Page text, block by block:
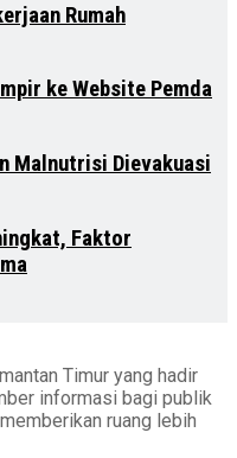
Rumah
ke Website Pemda
Malnutrisi Dievakuasi
Faktor
Timur yang hadir
informasi bagi publik
ruang lebih